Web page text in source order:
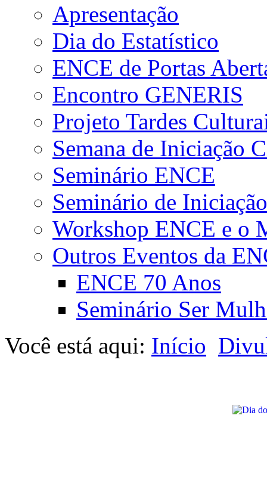
Apresentação
Dia do Estatístico
ENCE de Portas
Encontro GENERIS
Projeto Tardes
Semana de Iniciação
Seminário ENCE
Seminário de
Workshop ENCE e o
Outros Eventos da
ENCE 70 Anos
Seminário Ser
Você está aqui: Início